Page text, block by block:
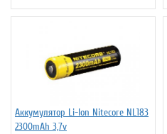
Аккумулятор Li-Ion Niteсore NL183
2300mAh 3,7v